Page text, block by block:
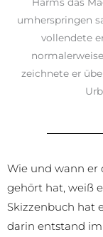
umherspringen
vollendete
zeichnete er
Wie und wann er
gehört hat, weiß
Skizzenbuch hat
darin entstand im